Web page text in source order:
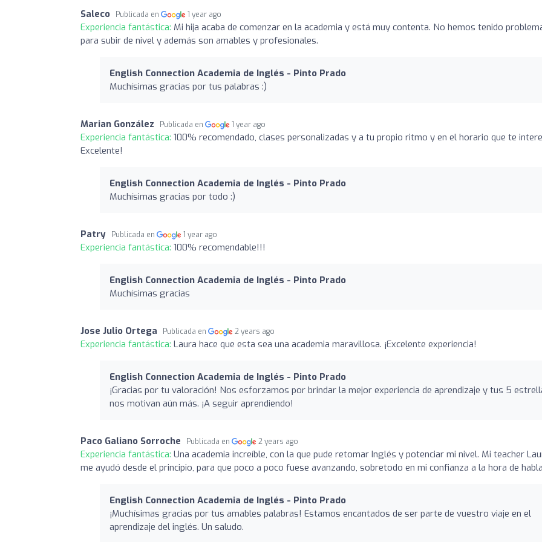
Saleco Publicada en 1 year ago
Experiencia fantástica: Mi hija acaba de comenzar en la academia y está muy contenta. No hemos tenido
para subir de nivel y además son amables y profesionales.
English Connection Academia de Inglés - Pinto Prado
Muchísimas gracias por tus palabras :)
Marian González Publicada en 1 year ago
Experiencia fantástica: 100% recomendado, clases personalizadas y a tu propio ritmo y en el horario que te
Excelente!
English Connection Academia de Inglés - Pinto Prado
Muchísimas gracias por todo :)
Patry Publicada en 1 year ago
Experiencia fantástica: 100% recomendable!!!
English Connection Academia de Inglés - Pinto Prado
Muchísimas gracias
Jose Julio Ortega Publicada en 2 years ago
Experiencia fantástica: Laura hace que esta sea una academia maravillosa. ¡Excelente experiencia!
English Connection Academia de Inglés - Pinto Prado
¡Gracias por tu valoración! Nos esforzamos por brindar la mejor experiencia de aprendizaje y tus 5
nos motivan aún más. ¡A seguir aprendiendo!
Paco Galiano Sorroche Publicada en 2 years ago
Experiencia fantástica: Una academia increíble, con la que pude retomar Inglés y potenciar mi nivel. Mi teacher
me ayudó desde el principio, para que poco a poco fuese avanzando, sobretodo en mi confianza a la hora de
English Connection Academia de Inglés - Pinto Prado
¡Muchísimas gracias por tus amables palabras! Estamos encantados de ser parte de vuestro viaje en el
aprendizaje del inglés. Un saludo.